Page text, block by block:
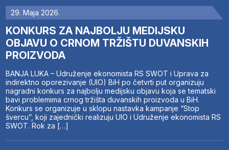
29. Maja 2026.
KONKURS ZA NAJBOLJU MEDIJSKU
OBJAVU O CRNOM TRŽIŠTU DUVANSKIH
PROIZVODA
BANJA LUKA – Udruženje ekonomista RS SWOT i Uprava za
indirektno oporezivanje (UIO) BiH po četvrti put organizuju
nagradni konkurs za najbolju medijsku objavu koja se tematski
bavi problemima crnog tržišta duvanskih proizvoda u BiH.
Konkurs se organizuje u sklopu nastavka kampanje “Stop
švercu”, koji zajednički realizuju UIO i Udruženje ekonomista RS
SWOT. Rok za […]